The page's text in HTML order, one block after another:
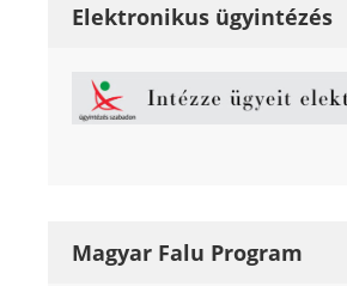
Elektronikus ügyintézés
Magyar Falu Program